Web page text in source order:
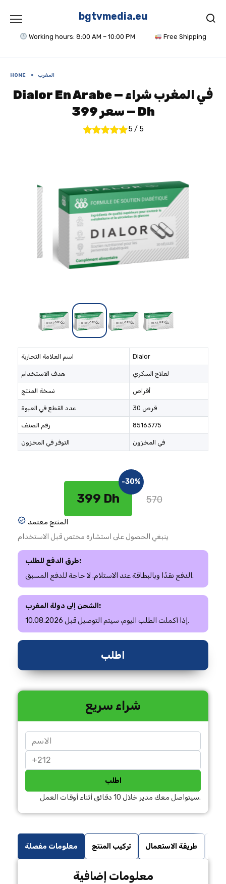
content
bgtvmedia.eu
Working hours: 8:00 AM – 10:00 PM Free Shipping
HOME » المغرب
Dialor En Arabe — في المغرب شراء
— سعر 399 Dh
5 / 5
اسم العلامة التجارية Dialor
هدف الاستخدام لعلاج السكري
نسخة المنتج أقراص
عدد القطع في العبوة 30 قرص
رقم الصنف 85163775
التوفر في المخزون في المخزون
399 Dh
-30%
570
المنتج معتمد
ينبغي الحصول على استشارة مختص قبل الاستخدام
طرق الدفع للطلب:
الدفع نقدًا وبالبطاقة عند الاستلام. لا حاجة للدفع المسبق.
الشحن إلى دولة المغرب:
إذا أكملت الطلب اليوم، سيتم التوصيل قبل 10.08.2026.
اطلب
شراء سريع
اطلب
سيتواصل معك مدير خلال 10 دقائق أثناء أوقات العمل.
معلومات مفصلة تركيب المنتج طريقة الاستعمال
معلومات إضافية